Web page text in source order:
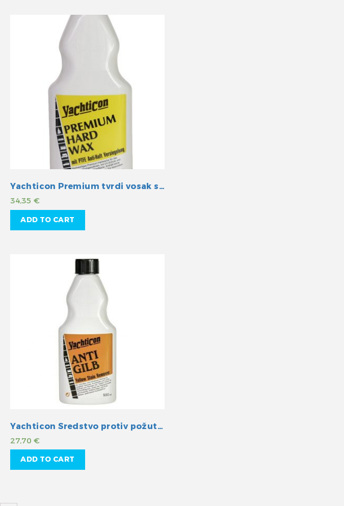
Yachticon Premium tvrdi vosak s teflonom
34,35 €
ADD TO CART
Yachticon Sredstvo protiv požutjelosti
27,70 €
ADD TO CART